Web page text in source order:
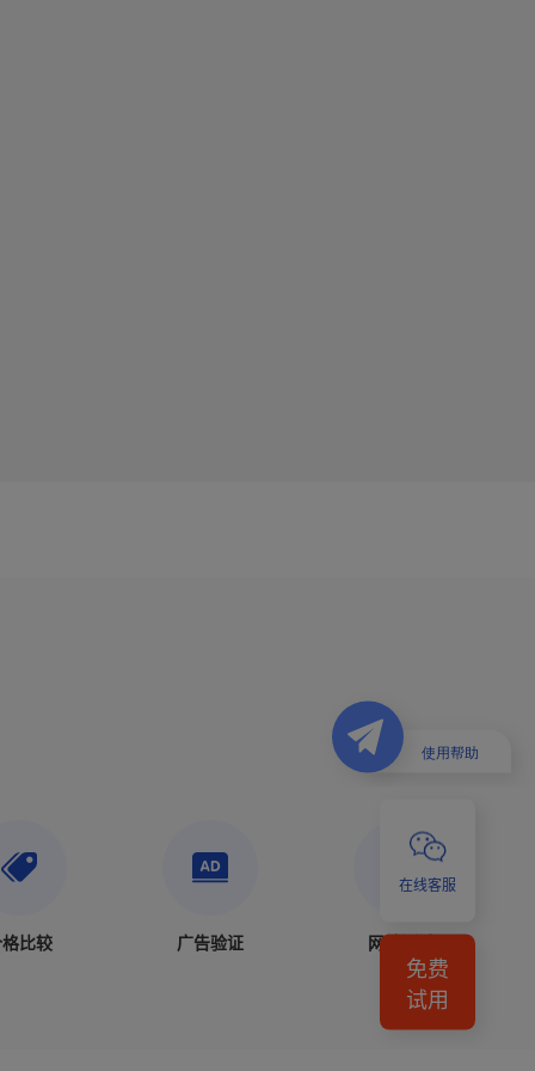
比较 广告验证 网站测试
在线客服
免费
试用